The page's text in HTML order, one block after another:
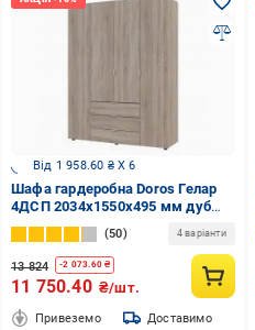
Від 1 958.60 ₴ X 6
Шафа гардеробна Doros Гелар
4ДСП 2034х1550х495 мм дуб
сонома /
50 4 варіанти
13 824 -2 073.60 ₴
11 750.40 ₴/шт.
Привеземо Доставимо